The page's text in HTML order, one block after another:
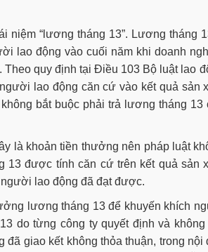
niệm “lương tháng 13”. Lương tháng
lao động vào cuối năm khi doanh
quy định tại Điều 103 Bộ luật lao
lao động căn cứ vào kết quả sản
bắt buộc phải trả lương tháng 13
là khoản tiền thưởng nên pháp luật
được tính căn cứ trên kết quả sản
người lao động đã đạt được.
lương tháng 13 để khuyến khích
do từng công ty quyết định và không
giao kết không thỏa thuận, trong nội